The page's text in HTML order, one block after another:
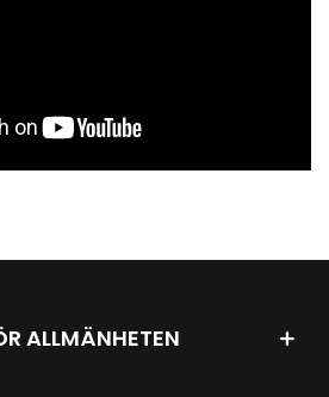
ALLMÄNHETEN